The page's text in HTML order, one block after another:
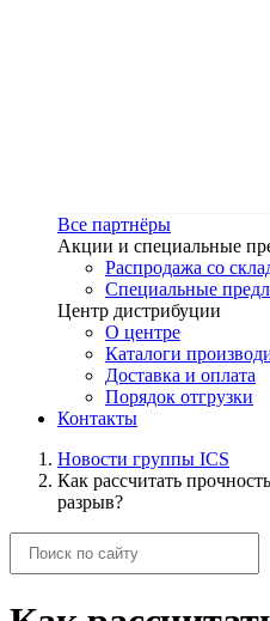
Все партнёры
Акции и специальные
Распродажа со
Специальные
Центр дистрибуции
О центре
Каталоги
Доставка и оплата
Порядок отгрузки
Контакты
Новости группы ICS
Как рассчитать
разрыв?